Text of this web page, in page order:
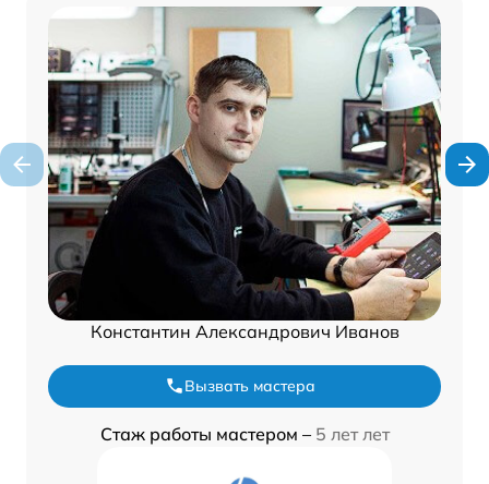
Константин Александрович Иванов
Вызвать мастера
Стаж работы мастером – 5 лет лет